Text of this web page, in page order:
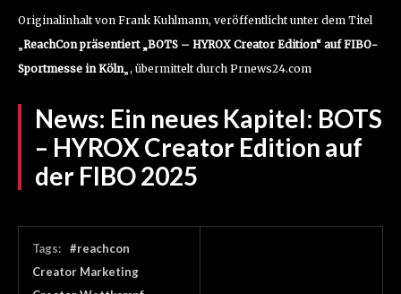
Originalinhalt von Frank Kuhlmann, veröffentlicht unter dem Titel
„ReachCon präsentiert „BOTS – HYROX Creator Edition“ auf FIBO-
Sportmesse in Köln„, übermittelt durch Prnews24.com
News: Ein neues Kapitel: BOTS
– HYROX Creator Edition auf
der FIBO 2025
Tags:
#reachcon
Creator Marketing